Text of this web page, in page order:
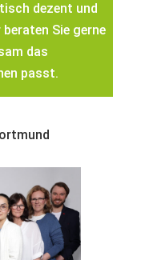
dezent und
Sie gerne
das
passt.